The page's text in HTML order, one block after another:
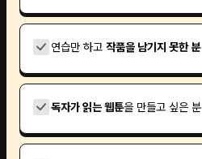
연습만 하고 작품을 남기지 못한 분
독자가 읽는 웹툰을 만들고 싶은 분